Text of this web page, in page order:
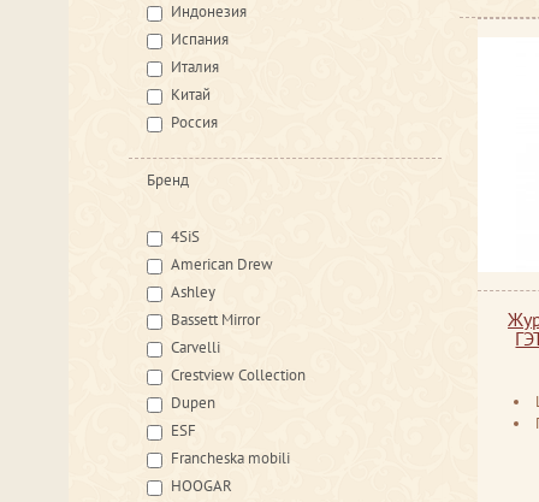
Индонезия
Испания
Италия
Китай
Россия
Бренд
4SiS
American Drew
Ashley
Bassett Mirror
Carvelli
Crestview Collection
Dupen
ESF
Francheska mobili
HOOGAR